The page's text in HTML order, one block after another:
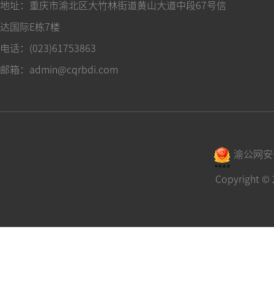
地址：重庆市渝北区大竹林街道黄山大道中段67号信
达国际E栋7楼
电话：(023)61753863
邮箱：admin@cqrbdi.com
渝公网
Copyright ©